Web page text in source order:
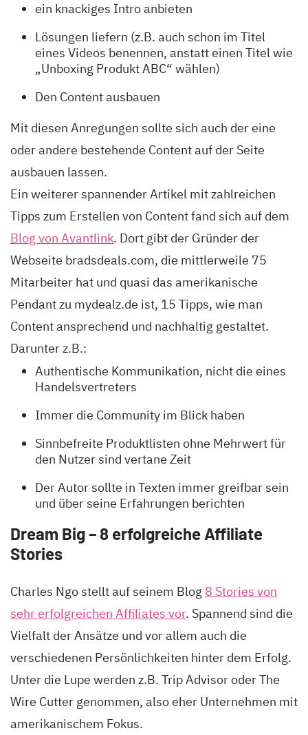
ein knackiges Intro anbieten
Lösungen liefern (z.B. auch schon im Titel
eines Videos benennen, anstatt einen Titel wie
„Unboxing Produkt ABC“ wählen)
Den Content ausbauen
Mit diesen Anregungen sollte sich auch der eine
oder andere bestehende Content auf der Seite
ausbauen lassen.
Ein weiterer spannender Artikel mit zahlreichen
Tipps zum Erstellen von Content fand sich auf dem
Blog von Avantlink. Dort gibt der Gründer der
Webseite bradsdeals.com, die mittlerweile 75
Mitarbeiter hat und quasi das amerikanische
Pendant zu mydealz.de ist, 15 Tipps, wie man
Content ansprechend und nachhaltig gestaltet.
Darunter z.B.:
Authentische Kommunikation, nicht die eines
Handelsvertreters
Immer die Community im Blick haben
Sinnbefreite Produktlisten ohne Mehrwert für
den Nutzer sind vertane Zeit
Der Autor sollte in Texten immer greifbar sein
und über seine Erfahrungen berichten
Dream Big – 8 erfolgreiche Affiliate
Stories
Charles Ngo stellt auf seinem Blog 8 Stories von
sehr erfolgreichen Affiliates vor. Spannend sind die
Vielfalt der Ansätze und vor allem auch die
verschiedenen Persönlichkeiten hinter dem Erfolg.
Unter die Lupe werden z.B. Trip Advisor oder The
Wire Cutter genommen, also eher Unternehmen mit
amerikanischem Fokus.